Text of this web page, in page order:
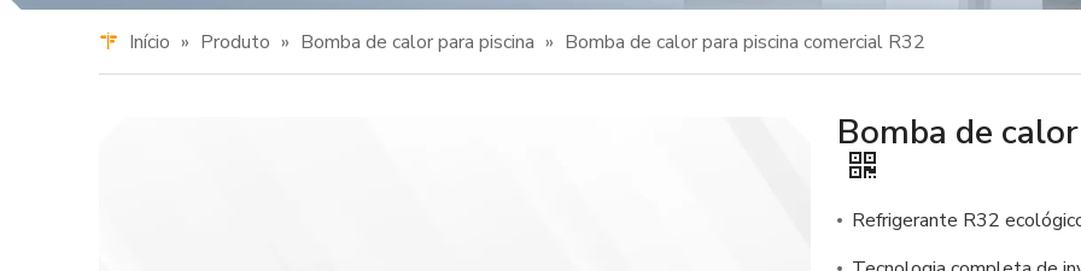
Início » Produto » Bomba de calor para piscina » Bomba de calor para piscina comercial R32
Bomba de
Refrigerante R32